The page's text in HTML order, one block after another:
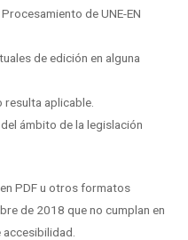
de UNE-EN
de edición en alguna
aplicable.
ámbito de la legislación
PDF u otros formatos
de 2018 que no cumplan en